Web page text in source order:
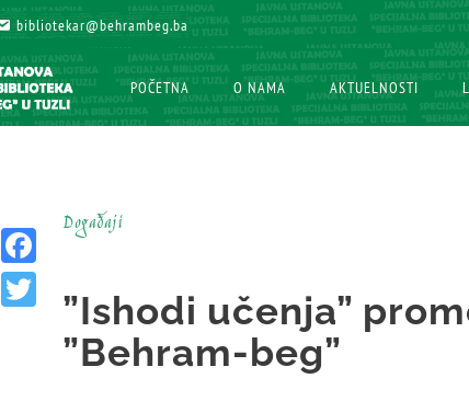
bibliotekar@behrambeg.ba
bibliotekar@behrambeg.ba
POČETNA
POČETNA O NAMA
O NAMA AKTUELNOSTI
AKTUELNOSTI
Događaji
Facebook
”Ishodi učenja”
”Behram-beg”